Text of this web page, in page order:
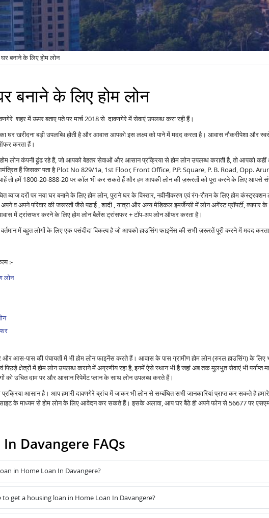
बनाने के लिए होम लोन
बनाने के लिए होम लोन
शहर में ऊपर बताए पते पर मार्च 2018 से दावणगेरे में सेवाएं उपलब्ध करा रही हैं।
घर खरीदना बड़ी उपलब्धि होती है और आवास आपको इस लक्ष्य को पाने में मदद करता है। आवास नौकरीपेशा और
करता हैं।
लोन कंपनी ढूंढ रहे हैं, जो आपको बेहतर सेवाओं और आसान प्रक्रिया से होम लोन उपलब्ध कराती है, तो आपको
हैं जिसका पता है Plot No 829/1a, 1st Floor, Front Office, P.P. Square, P. B. Road, Opp.
तो हमें 1800-20-888-20 पर कॉल भी कर सकते हैं और हम आपकी लोन की ज़रूरतों को पूरा करने के लिए आपसे
ब्याज दरों पर नया घर बनाने के लिए होम लोन, पुराने घर के विस्तार, नवीनीकरण एवं रंग-रौग़न के लिए होम
व अपने परिवार की जरूरतों जैसे पढाई , शादी , यात्रा और अन्य मेडिकल इमर्जेन्सी में लोन अगेंस्ट प्रॉपर्टी, व्यापार
में ट्रांसफर करने के लिए होम लोन बैलेंस ट्रांसफर + टॉप-अप लोन ऑफर करता है।
में बहुत लोगों के लिए एक पसंदीदा विकल्प है जो आपको हाउसिंग फाइनेंस की सभी ज़रूरतें पूरी करने में मदद
:-
लोन
और आस-पास की पंचायतों में भी होम लोन फाइनेंस करते हैं। आवास के पास ग्रामीण होम लोन (रुरल हाउसिंग) के
क्षेत्रों में होम लोन उपलब्ध कराने में अग्रणीय रहा है, इनमें ऐसे स्थान भी है जहां अब तक मुलभुत सेवाएं भी पर्याप्त
को उचित दाम पर और आसान रिपेमेंट प्लान के साथ लोन उपलब्ध करते हैं।
आसान है। आप हमारी दावणगेरे ब्रांच में जाकर भी लोन से सम्बंधित सभी जानकारियां प्राप्त कर सकते है
के माध्यम से होम लोन के लिए आवेदन कर सकते हैं। इसके अलावा, आप घर बैठे ही अपने फोन से 56677 पर
Davangere FAQs
in Home Loan In Davangere?
get a housing loan in Home Loan In Davangere?